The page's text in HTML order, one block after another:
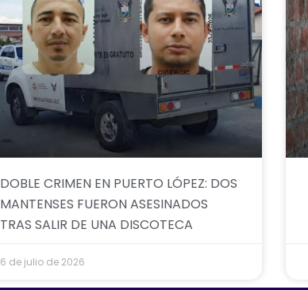
DOBLE CRIMEN EN PUERTO LÓPEZ: DOS
MANTENSES FUERON ASESINADOS
TRAS SALIR DE UNA DISCOTECA
6 de julio de 2026